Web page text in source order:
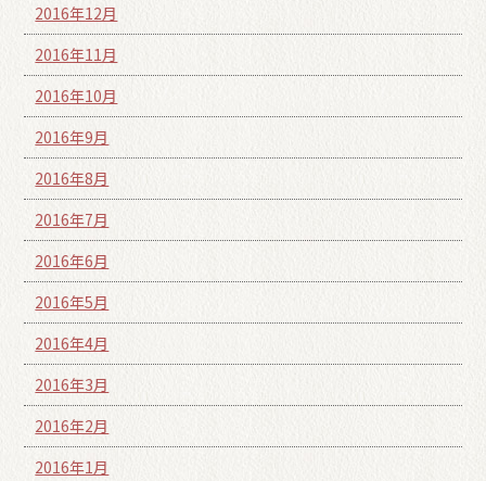
2016年12月
2016年11月
2016年10月
2016年9月
2016年8月
2016年7月
2016年6月
2016年5月
2016年4月
2016年3月
2016年2月
2016年1月